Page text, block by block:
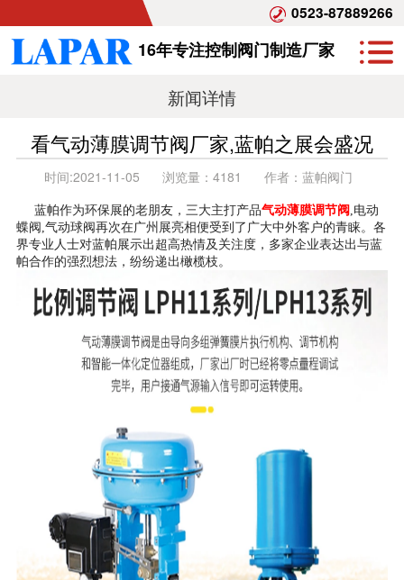
0523-87889266
16年专注控制阀门制造厂家
新闻详情
看气动薄膜调节阀厂家,蓝帕之展会盛况
时间:2021-11-05 浏览量： 4181 作者： 蓝帕阀门
蓝帕作为环保展的老朋友，三大主打产品气动薄膜调节阀 ,电动
蝶阀,气动球阀再次在广州展亮相便受到了广大中外客户的青睐。各
界专业人士对蓝帕展示出超高热情及关注度，多家企业表达出与蓝
帕合作的强烈想法，纷纷递出橄榄枝。